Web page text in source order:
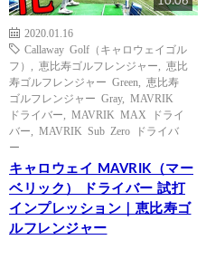
2020.01.16
Callaway Golf（キャロウェイゴル
フ）
恵比寿ゴルフレンジャー
恵比
寿ゴルフレンジャー Green
恵比寿
ゴルフレンジャー Gray, MAVRIK
ドライバー
MAVRIK MAX ドライ
バー
MAVRIK Sub Zero ドライバ
ー
キャロウェイ MAVRIK（マー
ベリック） ドライバー 試打
インプレッション｜恵比寿ゴ
ルフレンジャー